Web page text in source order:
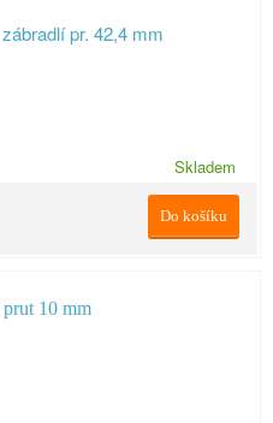
Skladem
Do košíku
10 mm